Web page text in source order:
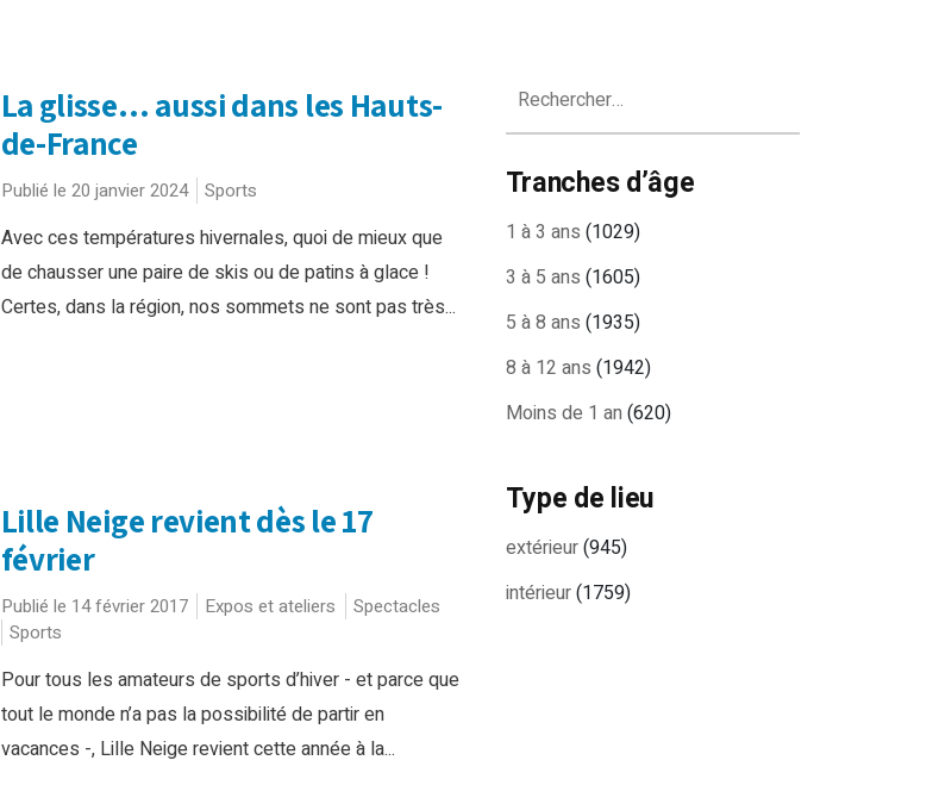
La glisse… aussi dans les Hauts-
de-France
Publié le 20 janvier 2024 Sports
Avec ces températures hivernales, quoi de mieux que
de chausser une paire de skis ou de patins à glace !
Certes, dans la région, nos sommets ne sont pas très...
Lille Neige revient dès le 17
février
Publié le 14 février 2017 Expos et ateliers
Spectacles
Sports
Pour tous les amateurs de sports d’hiver - et parce que
tout le monde n’a pas la possibilité de partir en
vacances -, Lille Neige revient cette année à la...
Tranches d’âge
1 à 3 ans (1029)
3 à 5 ans (1605)
5 à 8 ans (1935)
8 à 12 ans (1942)
Moins de 1 an (620)
Type de lieu
extérieur(945)
intérieur(1759)